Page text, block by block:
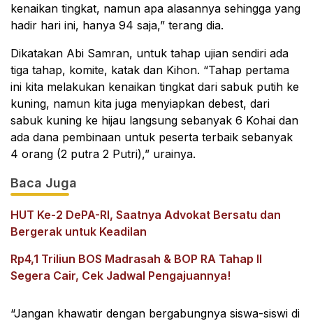
kenaikan tingkat, namun apa alasannya sehingga yang
hadir hari ini, hanya 94 saja,” terang dia.
Dikatakan Abi Samran, untuk tahap ujian sendiri ada
tiga tahap, komite, katak dan Kihon. “Tahap pertama
ini kita melakukan kenaikan tingkat dari sabuk putih ke
kuning, namun kita juga menyiapkan debest, dari
sabuk kuning ke hijau langsung sebanyak 6 Kohai dan
ada dana pembinaan untuk peserta terbaik sebanyak
4 orang (2 putra 2 Putri),” urainya.
Baca Juga
HUT Ke-2 DePA-RI, Saatnya Advokat Bersatu dan
Bergerak untuk Keadilan
Rp4,1 Triliun BOS Madrasah & BOP RA Tahap II
Segera Cair, Cek Jadwal Pengajuannya!
“Jangan khawatir dengan bergabungnya siswa-siswi di